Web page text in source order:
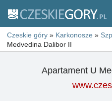
Czeskie góry » Karkonosze »
Medvedina Dalibor II
Apartament U